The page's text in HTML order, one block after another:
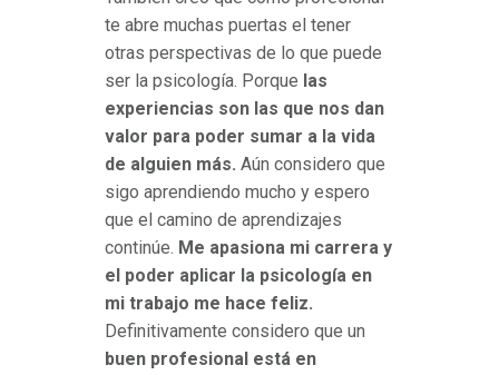
te abre muchas puertas el tener
otras perspectivas de lo que puede
ser la psicología. Porque las
experiencias son las que nos dan
valor para poder sumar a la vida
de alguien más. Aún considero que
sigo aprendiendo mucho y espero
que el camino de aprendizajes
continúe. Me apasiona mi carrera y
el poder aplicar la psicología en
mi trabajo me hace feliz.
Definitivamente considero que un
buen profesional está en